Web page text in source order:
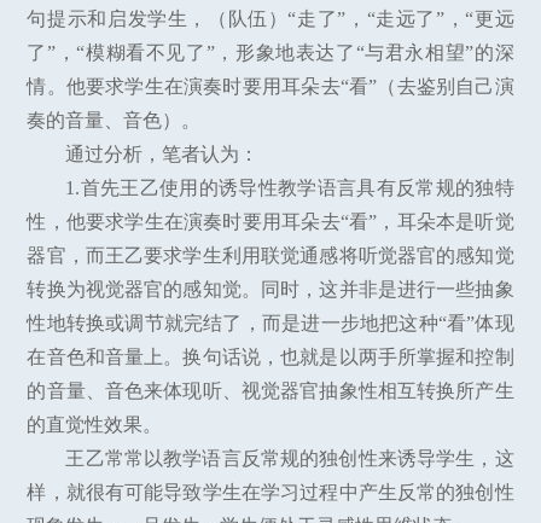
句提示和启发学生，（队伍）“走了”，“走远了”，“更远
了”，“模糊看不见了”，形象地表达了“与君永相望”的深
情。他要求学生在演奏时要用耳朵去“看”（去鉴别自己演
奏的音量、音色）。
通过分析，笔者认为：
1.首先王乙使用的诱导性教学语言具有反常规的独特
性，他要求学生在演奏时要用耳朵去“看”，耳朵本是听觉
器官，而王乙要求学生利用联觉通感将听觉器官的感知觉
转换为视觉器官的感知觉。同时，这并非是进行一些抽象
性地转换或调节就完结了，而是进一步地把这种“看”体现
在音色和音量上。换句话说，也就是以两手所掌握和控制
的音量、音色来体现听、视觉器官抽象性相互转换所产生
的直觉性效果。
王乙常常以教学语言反常规的独创性来诱导学生，这
样，就很有可能导致学生在学习过程中产生反常的独创性